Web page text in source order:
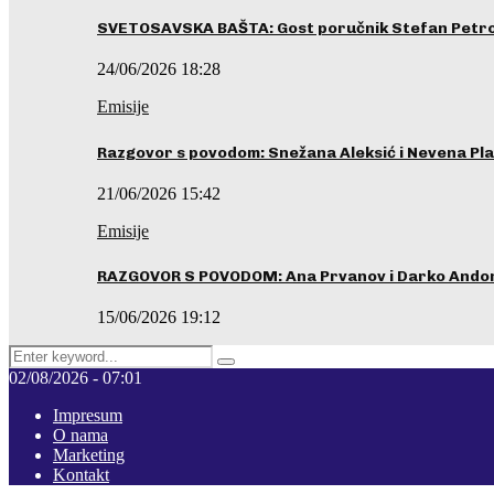
SVETOSAVSKA BAŠTA: Gost poručnik Stefan
24/06/2026 18:28
Emisije
Razgovor s povodom: Snežana Aleksić i Nevena
21/06/2026 15:42
Emisije
RAZGOVOR S POVODOM: Ana Prvanov i Darko
15/06/2026 19:12
Search
for:
Pretraga
02/08/2026 - 07:01
Impresum
O nama
Marketing
Kontakt